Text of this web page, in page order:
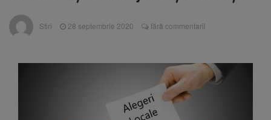
Nivelul Dunării a început să crească
8 august 2026
Iluminat cere reducerea luminii pe timpul
– Poiana Brașov după un accident. Două
Se schimbă examenul de
medic specialist. Subiecte unice în toată țara,
aceeași oră și același barem
Stiri 28 septembrie 2020 fără commentarii